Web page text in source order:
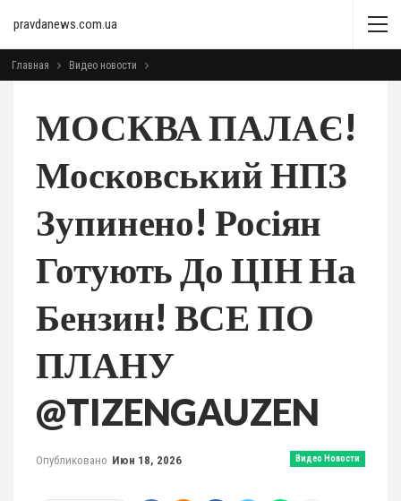
pravdanews.com.ua
Главная Видео новости
МОСКВА ПАЛАЄ!
Московський НПЗ
Зупинено! Росіян
Готують До ЦІН На
Бензин! ВСЕ ПО
ПЛАНУ
@TIZENGAUZEN
Видео Новости
Опубликовано Июн 18, 2026